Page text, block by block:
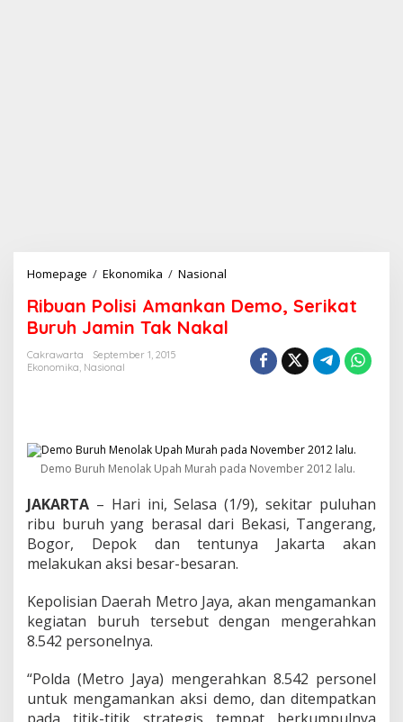
Homepage / Ekonomika / Nasional
b
u
a
i
A
a
n
k
a
n
e
m
o
e
r
Ribuan Polisi Amankan Demo, Serikat
Buruh Jamin Tak Nakal
Cakrawarta
September 1, 2015
Ekonomika, Nasional
Demo Buruh Menolak Upah Murah pada November 2012 lalu.
JAKARTA – Hari ini, Selasa (1/9), sekitar puluhan
ribu buruh yang berasal dari Bekasi, Tangerang,
Bogor, Depok dan tentunya Jakarta akan
melakukan aksi besar-besaran.
Kepolisian Daerah Metro Jaya, akan mengamankan
kegiatan buruh tersebut dengan mengerahkan
8.542 personelnya.
“Polda (Metro Jaya) mengerahkan 8.542 personel
untuk mengamankan aksi demo, dan ditempatkan